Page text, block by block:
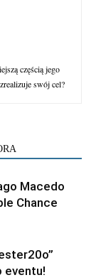
częścią jego
swój cel?
Macedo
Chance
eventu!